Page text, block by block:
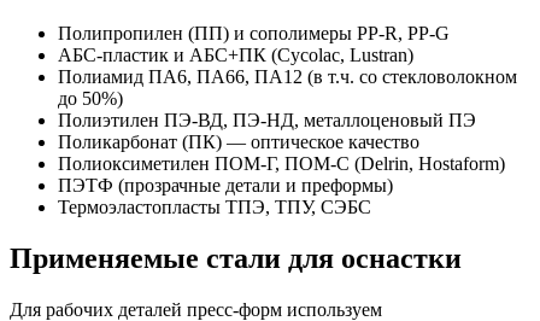
Полипропилен (ПП) и сополимеры PP-R, PP-G
АБС-пластик и АБС+ПК (Cycolac, Lustran)
Полиамид ПА6, ПА66, ПА12 (в т.ч. со стекловолокном
до 50%)
Полиэтилен ПЭ-ВД, ПЭ-НД, металлоценовый ПЭ
Поликарбонат (ПК) — оптическое качество
Полиоксиметилен ПОМ-Г, ПОМ-С (Delrin, Hostaform)
ПЭТФ (прозрачные детали и преформы)
Термоэластопласты ТПЭ, ТПУ, СЭБС
Применяемые стали для оснастки
Для рабочих деталей пресс-форм используем